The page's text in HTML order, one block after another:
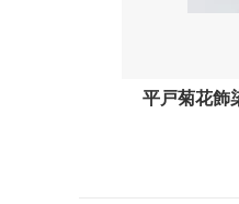
平戸菊花飾